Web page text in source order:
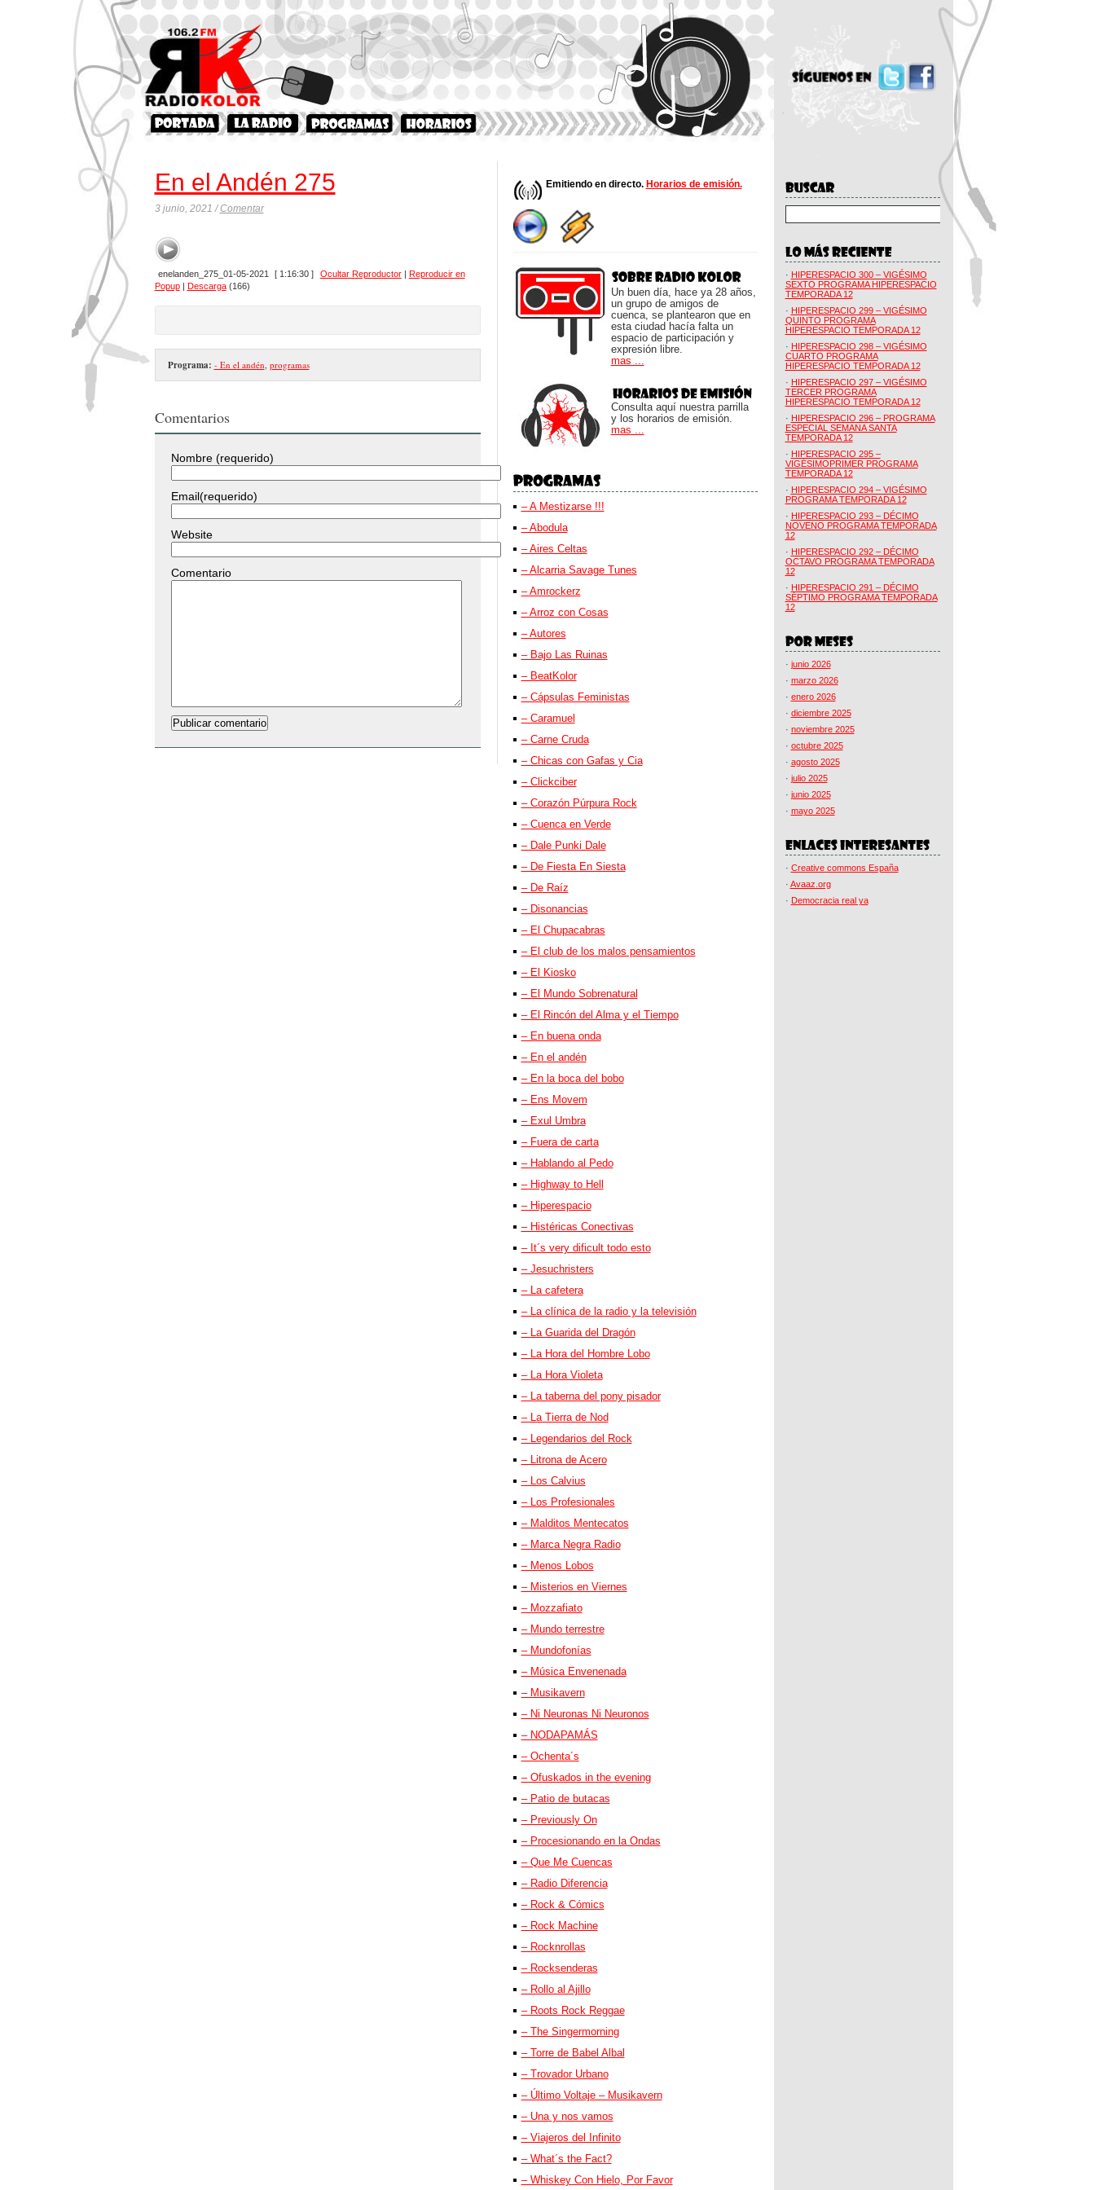
En el Andén 275
3 junio, 2021 /Comentar
enelanden_275_01-05-2021 [ 1:16:30 ] Ocultar Reproductor| Reproducir en
Popup| Descarga(166)
Programa: - En el andén programas
Comentarios
Nombre (requerido)
Email(requerido)
Website
Comentario
Emitiendo en directo. Horarios de emisión.
Un buen día, hace ya 28 años,
un grupo de amigos de
cuenca, se plantearon que en
esta ciudad hacía falta un
espacio de participación y
expresión libre.
mas ...
Consulta aquí nuestra parrilla
y los horarios de emisión.
mas ...
– A Mestizarse !!!
– Abodula
– Aires Celtas
– Alcarria Savage Tunes
– Amrockerz
– Arroz con Cosas
– Autores
– Bajo Las Ruinas
– BeatKolor
– Cápsulas Feministas
– Caramuel
– Carne Cruda
– Chicas con Gafas y Cia
– Clickciber
– Corazón Púrpura Rock
– Cuenca en Verde
– Dale Punki Dale
– De Fiesta En Siesta
– De Raíz
– Disonancias
– El Chupacabras
– El club de los malos pensamientos
– El Kiosko
– El Mundo Sobrenatural
– El Rincón del Alma y el Tiempo
– En buena onda
– En el andén
– En la boca del bobo
– Ens Movem
– Exul Umbra
– Fuera de carta
– Hablando al Pedo
– Highway to Hell
– Hiperespacio
– Histéricas Conectivas
– It´s very dificult todo esto
– Jesuchristers
– La cafetera
– La clínica de la radio y la televisión
– La Guarida del Dragón
– La Hora del Hombre Lobo
– La Hora Violeta
– La taberna del pony pisador
– La Tierra de Nod
– Legendarios del Rock
– Litrona de Acero
– Los Calvius
– Los Profesionales
– Malditos Mentecatos
– Marca Negra Radio
– Menos Lobos
– Misterios en Viernes
– Mozzafiato
– Mundo terrestre
– Mundofonías
– Música Envenenada
– Musikavern
– Ni Neuronas Ni Neuronos
– NODAPAMÁS
– Ochenta´s
– Ofuskados in the evening
– Patio de butacas
– Previously On
– Procesionando en la Ondas
– Que Me Cuencas
– Radio Diferencia
– Rock & Cómics
– Rock Machine
– Rocknrollas
– Rocksenderas
– Rollo al Ajillo
– Roots Rock Reggae
– The Singermorning
– Torre de Babel Albal
– Trovador Urbano
– Último Voltaje – Musikavern
– Una y nos vamos
– Viajeros del Infinito
– What´s the Fact?
– Whiskey Con Hielo, Por Favor
· HIPERESPACIO 300 – VIGÉSIMO
SEXTO PROGRAMA HIPERESPACIO
TEMPORADA 12
· HIPERESPACIO 299 – VIGÉSIMO
QUINTO PROGRAMA
HIPERESPACIO TEMPORADA 12
· HIPERESPACIO 298 – VIGÉSIMO
CUARTO PROGRAMA
HIPERESPACIO TEMPORADA 12
· HIPERESPACIO 297 – VIGÉSIMO
TERCER PROGRAMA
HIPERESPACIO TEMPORADA 12
· HIPERESPACIO 296 – PROGRAMA
ESPECIAL SEMANA SANTA
TEMPORADA 12
· HIPERESPACIO 295 –
VIGÉSIMOPRIMER PROGRAMA
TEMPORADA 12
· HIPERESPACIO 294 – VIGÉSIMO
PROGRAMA TEMPORADA 12
· HIPERESPACIO 293 – DÉCIMO
NOVENO PROGRAMA TEMPORADA
12
· HIPERESPACIO 292 – DÉCIMO
OCTAVO PROGRAMA TEMPORADA
12
· HIPERESPACIO 291 – DÉCIMO
SÉPTIMO PROGRAMA TEMPORADA
12
· junio 2026
· marzo 2026
· enero 2026
· diciembre 2025
· noviembre 2025
· octubre 2025
· agosto 2025
· julio 2025
· junio 2025
· mayo 2025
· Creative commons España
· Avaaz.org
· Democracia real ya